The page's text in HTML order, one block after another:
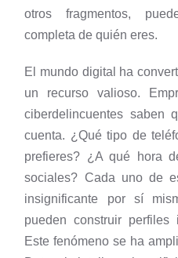
otros fragmentos,
completa de quién eres.
El mundo digital ha
un recurso valioso.
ciberdelincuentes saben
cuenta. ¿Qué tipo de
prefieres? ¿A qué hora
sociales? Cada uno de
insignificante por sí
pueden construir perfiles
Este fenómeno se ha